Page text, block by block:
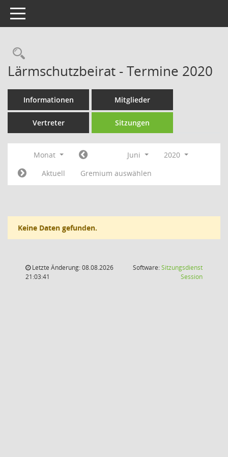
Toggle navigation
Rechercheauswahl
Lärmschutzbeirat - Termine 2020
Informationen Mitglieder
Vertreter Sitzungen
Monat Juni
2020
Aktuell
Gremium auswählen
Keine Daten gefunden.
Letzte Änderung: 08.08.2026
21:03:41
Software:Sitzungsdienst
Session(Wird in